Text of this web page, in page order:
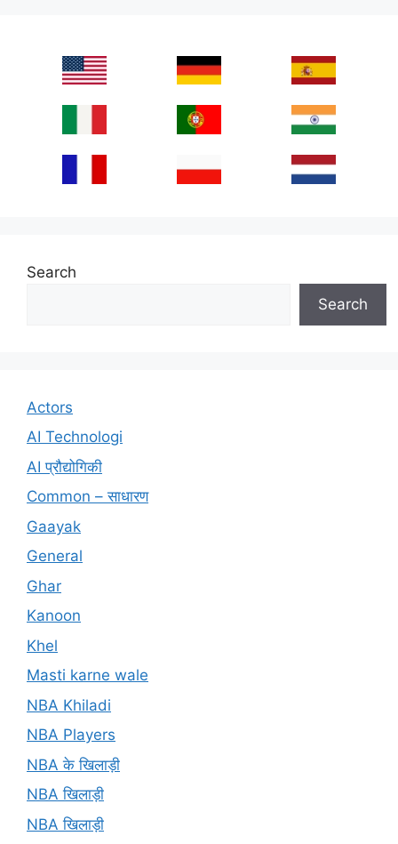
Search
Search
Actors
AI Technologi
AI प्रौद्योगिकी
Common – साधारण
Gaayak
General
Ghar
Kanoon
Khel
Masti karne wale
NBA Khiladi
NBA Players
NBA के खिलाड़ी
NBA खिलाड़ी
NBA खिलाड़ी